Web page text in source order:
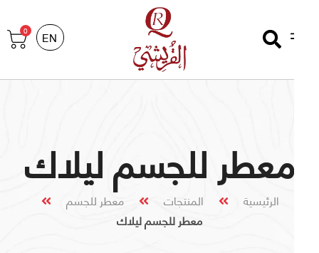
معطر للجسم ليلاك
الرئيسية المنتجات
معطر للجسم
معطر للجسم ليلاك